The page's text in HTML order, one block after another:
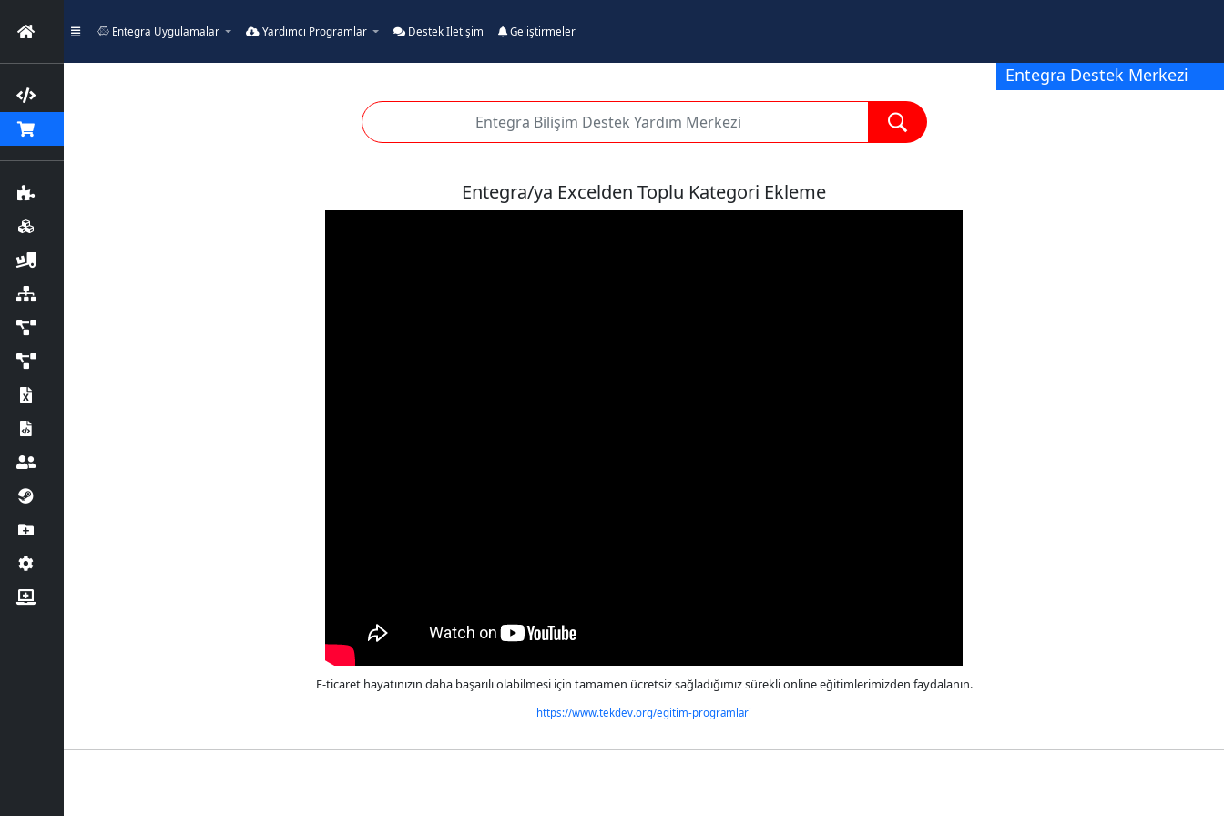
Entegra Uygulamalar Yardımcı Programlar Destek İletişim Geliştirmeler
Entegra Destek Merkezi
Entegra/ya Excelden Toplu Kategori Ekleme
E-ticaret hayatınızın daha başarılı olabilmesi için tamamen ücretsiz sağladığımız sürekli online eğitimlerimizden faydalanın.
https://www.tekdev.org/egitim-programlari